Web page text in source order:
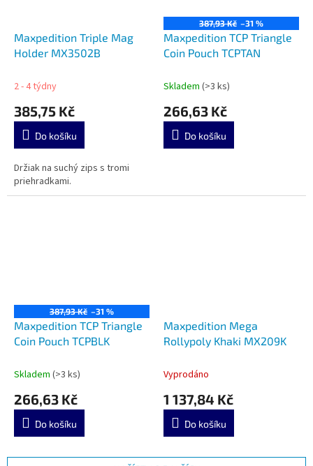
Maxpedition Triple Mag
Holder MX3502B
2 - 4 týdny
385,75 Kč
Do košíku
Držiak na suchý zips s tromi
priehradkami.
387,93 Kč –31 %
Maxpedition TCP Triangle
Coin Pouch TCPTAN
Skladem (>3 ks)
266,63 Kč
Do košíku
387,93 Kč –31 %
Maxpedition TCP Triangle
Coin Pouch TCPBLK
Skladem (>3 ks)
266,63 Kč
Do košíku
Maxpedition Mega
Rollypoly Khaki MX209K
Vyprodáno
1 137,84 Kč
Do košíku